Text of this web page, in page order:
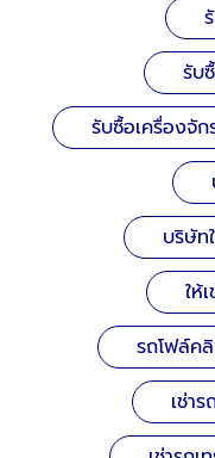
รับ
รับซื้อเครื่องจัก
บริษัท
ให้
รถโฟล์ค
เช่า